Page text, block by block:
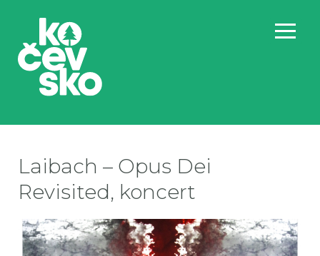
Laibach – Opus Dei
Revisited, koncert